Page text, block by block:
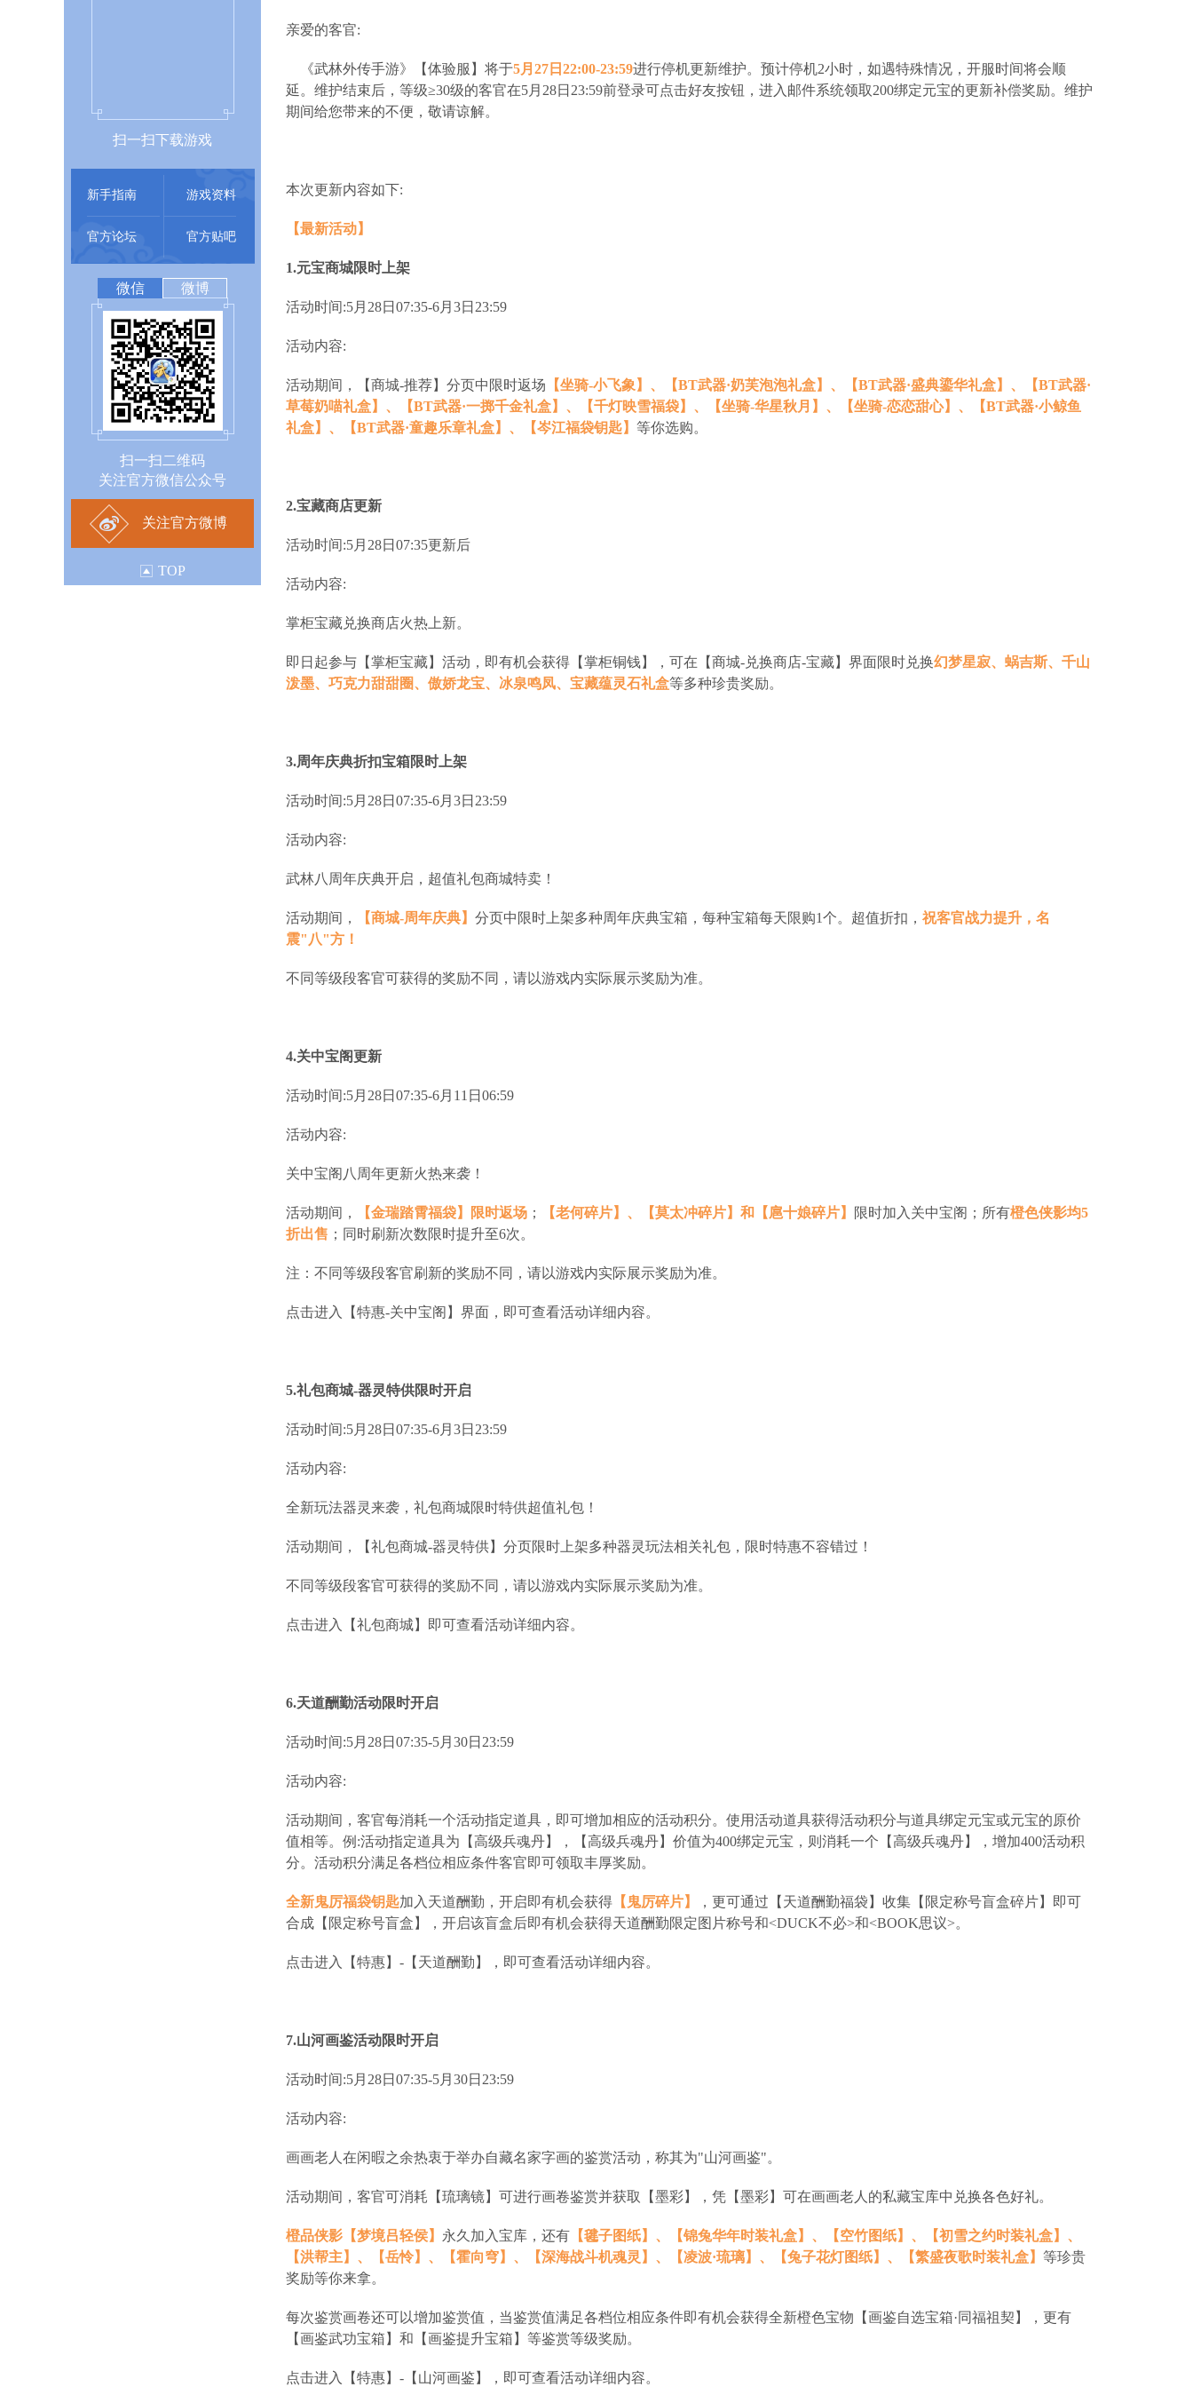
扫一扫下载游戏
新手指南 游戏资料
官方论坛 官方贴吧
微信 微博
扫一扫二维码
关注官方微信公众号
关注官方微博
TOP
亲爱的客官:
《武林外传手游》【体验服】将于5月27日22:00-23:59进行停机更新维护。预计停机2小时，如遇特殊情况，开服时间将会顺
延。维护结束后，等级≥30级的客官在5月28日23:59前登录可点击好友按钮，进入邮件系统领取200绑定元宝的更新补偿奖励。维护
期间给您带来的不便，敬请谅解。
本次更新内容如下:
【最新活动】
1.元宝商城限时上架
活动时间:5月28日07:35-6月3日23:59
活动内容:
活动期间，【商城-推荐】分页中限时返场 【坐骑-小飞象】、【BT武器·奶芙泡泡礼盒】、【BT武器·盛典鎏华礼盒】、【BT武器·
草莓奶喵礼盒】、【BT武器·一掷千金礼盒】、【千灯映雪福袋】、【坐骑-华星秋月】、【坐骑-恋恋甜心】、【BT武器·小鲸鱼
礼盒】、【BT武器·童趣乐章礼盒】、【岑江福袋钥匙】 等你选购。
2.宝藏商店更新
活动时间:5月28日07:35更新后
活动内容:
掌柜宝藏兑换商店火热上新。
即日起参与【掌柜宝藏】活动，即有机会获得【掌柜铜钱】，可在【商城-兑换商店-宝藏】界面限时兑换幻梦星寂、蜗吉斯、千山
泼墨、巧克力甜甜圈、傲娇龙宝、冰泉鸣凤、宝藏蕴灵石礼盒等多种珍贵奖励。
3.周年庆典折扣宝箱限时上架
活动时间:5月28日07:35-6月3日23:59
活动内容:
武林八周年庆典开启，超值礼包商城特卖！
活动期间， 【商城-周年庆典】 分页中限时上架多种周年庆典宝箱，每种宝箱每天限购1个。超值折扣， 祝客官战力提升，名
震"八"方！
不同等级段客官可获得的奖励不同，请以游戏内实际展示奖励为准。
4.关中宝阁更新
活动时间:5月28日07:35-6月11日06:59
活动内容:
关中宝阁八周年更新火热来袭！
活动期间， 【金瑞踏霄福袋】限时返场 ； 【老何碎片】、【莫太冲碎片】和【扈十娘碎片】 限时加入关中宝阁；所有橙色侠影均5
折出售 ；同时刷新次数限时提升至6次。
注：不同等级段客官刷新的奖励不同，请以游戏内实际展示奖励为准。
点击进入【特惠-关中宝阁】界面，即可查看活动详细内容。
5.礼包商城-器灵特供限时开启
活动时间:5月28日07:35-6月3日23:59
活动内容:
全新玩法器灵来袭，礼包商城限时特供超值礼包！
活动期间，【礼包商城-器灵特供】分页限时上架多种器灵玩法相关礼包，限时特惠不容错过！
不同等级段客官可获得的奖励不同，请以游戏内实际展示奖励为准。
点击进入【礼包商城】即可查看活动详细内容。
6.天道酬勤活动限时开启
活动时间:5月28日07:35-5月30日23:59
活动内容:
活动期间，客官每消耗一个活动指定道具，即可增加相应的活动积分。使用活动道具获得活动积分与道具绑定元宝或元宝的原价
值相等。例:活动指定道具为【高级兵魂丹】，【高级兵魂丹】价值为400绑定元宝，则消耗一个【高级兵魂丹】，增加400活动积
分。活动积分满足各档位相应条件客官即可领取丰厚奖励。
全新鬼厉福袋钥匙加入天道酬勤，开启即有机会获得 【鬼厉碎片】
，更可通过【天道酬勤福袋】收集【限定称号盲盒碎片】即可
合成【限定称号盲盒】，开启该盲盒后即有机会获得天道酬勤限定图片称号和<DUCK不必>和<BOOK思议>。
点击进入【特惠】-【天道酬勤】，即可查看活动详细内容。
7.山河画鉴活动限时开启
活动时间:5月28日07:35-5月30日23:59
活动内容:
画画老人在闲暇之余热衷于举办自藏名家字画的鉴赏活动，称其为"山河画鉴"。
活动期间，客官可消耗【琉璃镜】可进行画卷鉴赏并获取【墨彩】，凭【墨彩】可在画画老人的私藏宝库中兑换各色好礼。
橙品侠影【梦境吕轻侯】 永久加入宝库，还有 【毽子图纸】、【锦兔华年时装礼盒】、【空竹图纸】、【初雪之约时装礼盒】、
【洪帮主】、【岳怜】、【霍向穹】、【深海战斗机魂灵】、【凌波·琉璃】、【兔子花灯图纸】、【繁盛夜歌时装礼盒】 等珍贵
奖励等你来拿。
每次鉴赏画卷还可以增加鉴赏值，当鉴赏值满足各档位相应条件即有机会获得全新橙色宝物【画鉴自选宝箱·同福祖契】，更有
【画鉴武功宝箱】和【画鉴提升宝箱】等鉴赏等级奖励。
点击进入【特惠】-【山河画鉴】，即可查看活动详细内容。